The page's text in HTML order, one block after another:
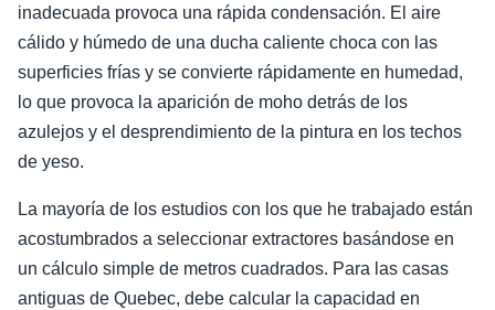
inadecuada provoca una rápida condensación. El aire
cálido y húmedo de una ducha caliente choca con las
superficies frías y se convierte rápidamente en humedad,
lo que provoca la aparición de moho detrás de los
azulejos y el desprendimiento de la pintura en los techos
de yeso.
La mayoría de los estudios con los que he trabajado están
acostumbrados a seleccionar extractores basándose en
un cálculo simple de metros cuadrados. Para las casas
antiguas de Quebec, debe calcular la capacidad en